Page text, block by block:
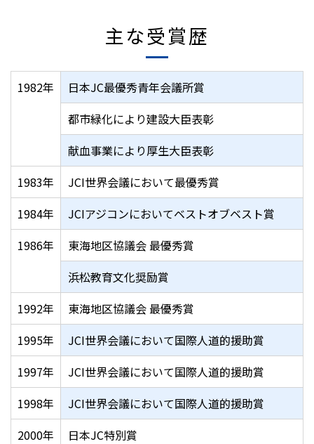
主な受賞歴
1982年
日本JC最優秀青年会議所賞
都市緑化により建設大臣表彰
献血事業により厚生大臣表彰
1983年
JCI世界会議において最優秀賞
1984年
JCIアジコンにおいてベストオブベスト賞
1986年
東海地区協議会 最優秀賞
浜松教育文化奨励賞
1992年
東海地区協議会 最優秀賞
1995年
JCI世界会議において国際人道的援助賞
1997年
JCI世界会議において国際人道的援助賞
1998年
JCI世界会議において国際人道的援助賞
2000年
日本JC特別賞